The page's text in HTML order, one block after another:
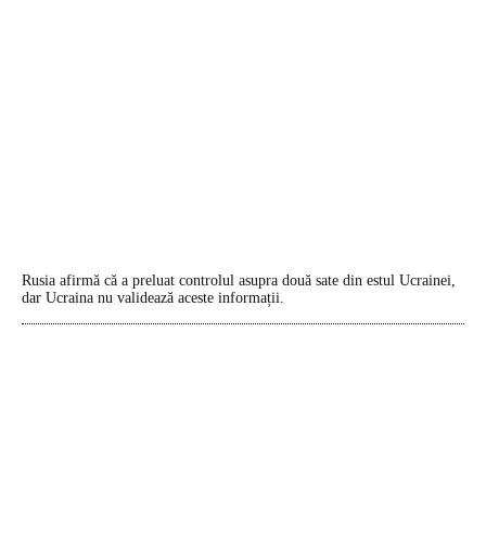
Rusia afirmă că a preluat controlul asupra două sate din estul Ucrainei,
dar Ucraina nu validează aceste informații.